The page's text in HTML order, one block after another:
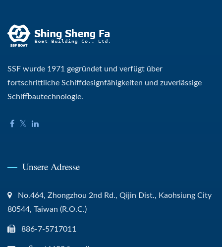
SSF wurde 1971 gegründet und verfügt über
fortschrittliche Schiffdesignfähigkeiten und zuverlässige
Schiffbautechnologie.
Unsere Adresse
No.464, Zhongzhou 2nd Rd., Qijin Dist., Kaohsiung City
80544, Taiwan (R.O.C.)
886-7-5717011